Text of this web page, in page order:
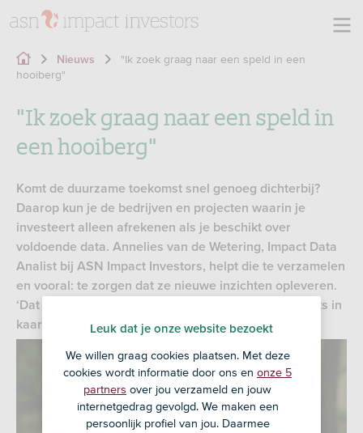
Nieuws
"Ik zoek graag naar een speld in een
hooiberg"
"Ik zoek graag naar een speld in
een hooiberg"
Komt de duurzame toekomst snel genoeg dichterbij?
Daarop kun je de bedrijven en projecten waarin je
investeert alleen afrekenen als je beschikt over
voldoende data. Annelies van de Wetering, Impact Data
Analist bij ASN Impact Investors, helpt die te verzamelen
en vooral: te zorgen dat ze nieuwe inzichten opleveren.
‘Dat is de meerwaarde van data-analyse: zodra je iets in
kaart brengt, volgen altijd nieuwe vragen.’
Leuk dat je onze website bezoekt
We willen graag cookies plaatsen. Met deze
cookies wordt informatie door ons en onze 5
partners over jou verzameld en jouw
internetgedrag gevolgd. We maken een
persoonlijk profiel van jou. Daarmee